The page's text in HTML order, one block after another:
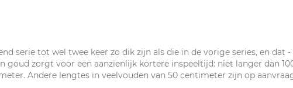
serie tot wel twee keer zo dik zijn als die in de vorige series, en dat
zorgt voor een aanzienlijk kortere inspeeltijd: niet langer dan
Andere lengtes in veelvouden van 50 centimeter zijn op